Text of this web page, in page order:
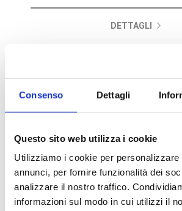
Consenso Dettagli
Questo sito web utilizza i cookie
Utilizziamo i cookie per personalizzare
annunci, per fornire funzionalità dei
analizzare il nostro traffico.
informazioni sul modo in cui utilizzi il
DETTAGLI